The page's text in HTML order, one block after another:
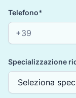
Telefono*
Specializzazione